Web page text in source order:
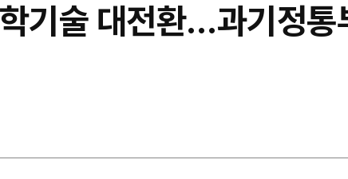
기술 대전환…과기정